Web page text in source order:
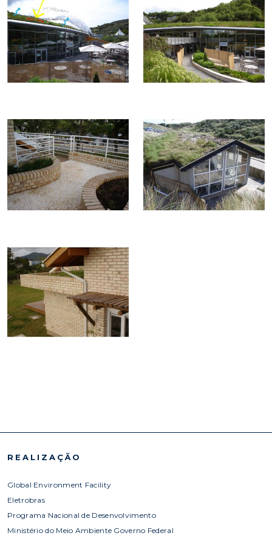
REALIZAÇÃO
Global Environment Facility
Eletrobras
Programa Nacional de Desenvolvimento
Ministério do Meio Ambiente Governo Federal